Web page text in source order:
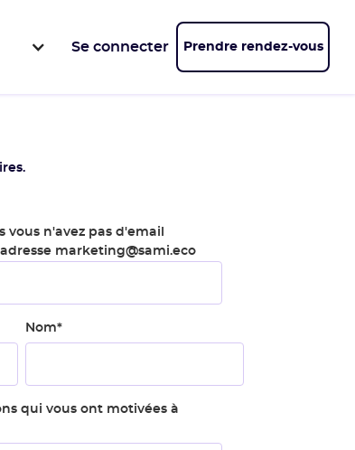
Se connecter Prendre rendez-vous
vous n'avez pas d'email
marketing@sami.eco
Nom*
qui vous ont motivées à